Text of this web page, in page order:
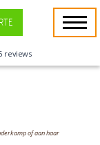
reviews
of aan haar